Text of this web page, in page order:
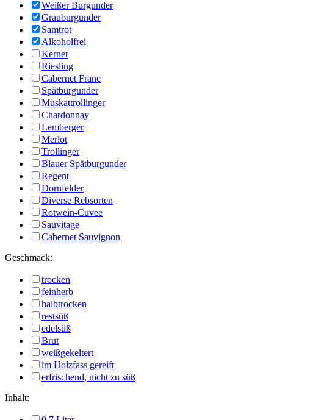
Weißer Burgunder
Grauburgunder
Samtrot
Alkoholfrei
Kerner
Riesling
Cabernet Franc
Spätburgunder
Muskattrollinger
Chardonnay
Lemberger
Merlot
Trollinger
Blauer Spätburgunder
Regent
Dornfelder
Diverse Rebsorten
Rotwein-Cuvee
Sauvitage
Cabernet Sauvignon
Geschmack:
trocken
feinherb
halbtrocken
restsüß
edelsüß
Brut
weißgekeltert
im Holzfass gereift
erfrischend, nicht zu süß
Inhalt: